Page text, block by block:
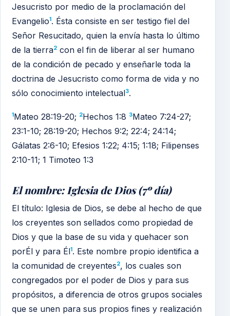
Jesucristo por medio de la proclamación del
Evangelio1. Ésta consiste en ser testigo fiel del
Señor Resucitado, quien la envía hasta lo último
de la tierra2con el fin de liberar al ser humano
de la condición de pecado y enseñarle toda la
doctrina de Jesucristo como forma de vida y no
sólo conocimiento intelectual3.
1Mateo 28:19-20; 2Hechos 1:8 3Mateo 7:24-27;
23:1-10; 28:19-20; Hechos 9:2; 22:4; 24:14;
Gálatas 2:6-10; Efesios 1:22; 4:15; 1:18; Filipenses
2:10-11; 1 Timoteo 1:3
El nombre: Iglesia de Dios (7º día)
El título: Iglesia de Dios, se debe al hecho de que
los creyentes son sellados como propiedad de
Dios y que la base de su vida y quehacer son
porÉl y para Él1. Este nombre propio identifica a
la comunidad de creyentes2, los cuales son
congregados por el poder de Dios y para sus
propósitos, a diferencia de otros grupos sociales
que se unen para sus propios fines y realización